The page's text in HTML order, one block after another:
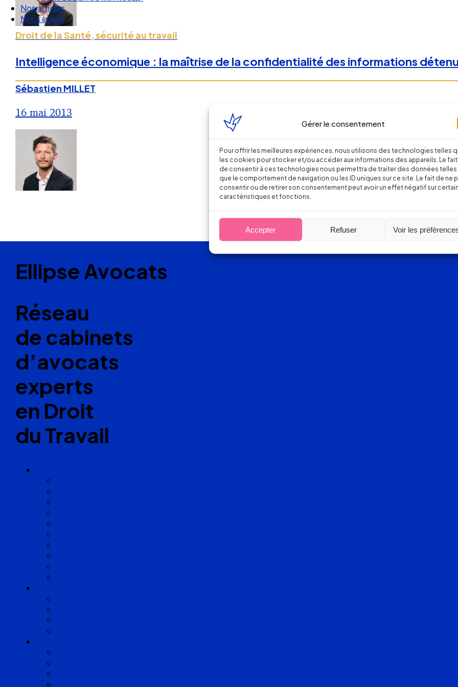
Gérer le consentement
Pour offrir les meilleures expériences, nous utilisons des technologies telles
les cookies pour stocker et/ou accéder aux informations des appareils. Le fait
de consentir à ces technologies nous permettra de traiter des données telles
que le comportement de navigation ou les ID uniques sur ce site. Le fait de ne
consentir ou de retirer son consentement peut avoir un effet négatif sur
caractéristiques et fonctions.
Accepter Refuser Voir les
Nous suivre
Droit de la Santé, sécurité au travail
Intelligence économique : la maîtrise de la confidentialité des informations
Sébastien MILLET
16 mai 2013
Ellipse Avocats
Réseau
de cabinets
d’avocats
experts
en Droit
du Travail